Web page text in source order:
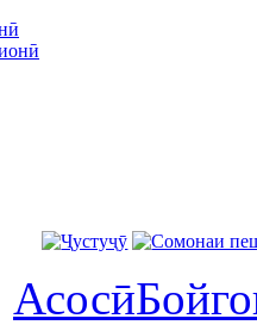
Асосӣ